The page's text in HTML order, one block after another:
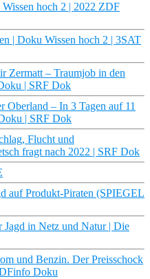
hoch 2 | 2022 ZDF
| Doku Wissen hoch 2 | 3SAT
Zermatt – Traumjob in den
| SRF Dok
Oberland – In 3 Tagen auf 11
| SRF Dok
Flucht und
fragt nach 2022 | SRF Dok
auf Produkt-Piraten (SPIEGEL
in Netz und Natur | Die
und Benzin. Der Preisschock
Doku